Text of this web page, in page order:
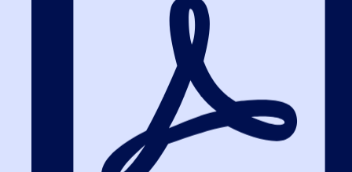
Практик в сфере закупок с 16-летним стажем, включающим
руководящие позиции в энергетическом секторе, начальник
службы закупочной и договорной деятельности в...